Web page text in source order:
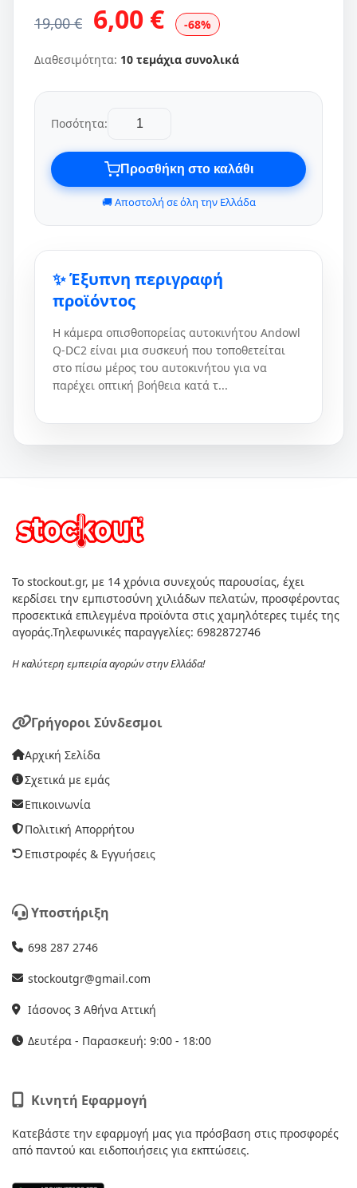
19,00 € 6,00 € -68%
Διαθεσιμότητα: 10 τεμάχια συνολικά
Ποσότητα:
Προσθήκη στο καλάθι
🚚 Αποστολή σε όλη την Ελλάδα
✨ Έξυπνη περιγραφή
προϊόντος
Η κάμερα οπισθοπορείας αυτοκινήτου Andowl
Q-DC2 είναι μια συσκευή που τοποθετείται
στο πίσω μέρος του αυτοκινήτου για να
παρέχει οπτική βοήθεια κατά τ...
Το stockout.gr, με 14 χρόνια συνεχούς παρουσίας, έχει
κερδίσει την εμπιστοσύνη χιλιάδων πελατών, προσφέροντας
προσεκτικά επιλεγμένα προϊόντα στις χαμηλότερες τιμές της
αγοράς.Τηλεφωνικές παραγγελίες: 6982872746
Η καλύτερη εμπειρία αγορών στην Ελλάδα!
Γρήγοροι Σύνδεσμοι
Αρχική Σελίδα
Σχετικά με εμάς
Επικοινωνία
Πολιτική Απορρήτου
Επιστροφές & Εγγυήσεις
Υποστήριξη
698 287 2746
stockoutgr@gmail.com
Ιάσονος 3 Αθήνα Αττική
Δευτέρα - Παρασκευή: 9:00 - 18:00
Κινητή Εφαρμογή
Κατεβάστε την εφαρμογή μας για πρόσβαση στις προσφορές
από παντού και ειδοποιήσεις για εκπτώσεις.